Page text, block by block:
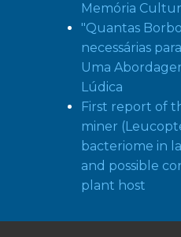
Memória
"Quantas
necessárias
Uma
Lúdica
First report of
miner
bacteriome in
and possible
plant host